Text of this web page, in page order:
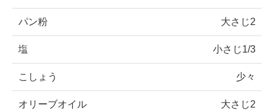
パン粉 大さじ2
塩 小さじ1/3
こしょう 少々
オリーブオイル 大さじ2